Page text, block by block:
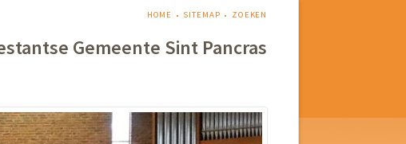
NAVIGATIE
HOME SITEMAP ZOEKEN
Gemeente Sint Pancras